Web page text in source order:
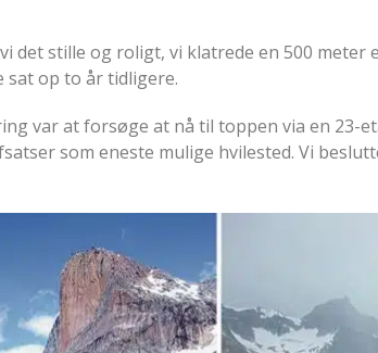
det stille og roligt, vi klatrede en 500 meter
sat op to år tidligere.
var at forsøge at nå til toppen via en 23-
som eneste mulige hvilested. Vi